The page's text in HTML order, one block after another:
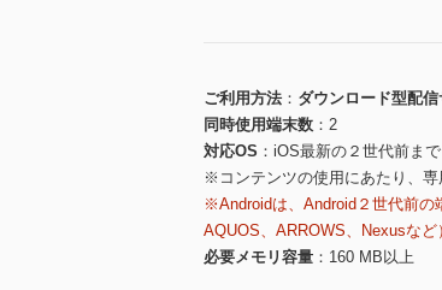
ご利用方法
ダウンロード型配信
同時使用端末数
2
対応OS
iOS最新の２世代前ま
※コンテンツの使用にあたり、
※Androidは、Android２世代前の
AQUOS、ARROWS、Nexusな
必要メモリ容量
160 MB以上